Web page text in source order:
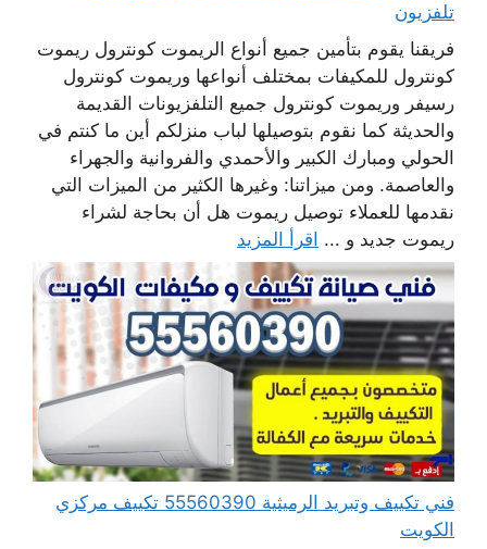
تلفزيون
فريقنا يقوم بتأمين جميع أنواع الريموت كونترول ريموت
كونترول للمكيفات بمختلف أنواعها وريموت كونترول
رسيفر وريموت كونترول جميع التلفزيونات القديمة
والحديثة كما نقوم بتوصيلها لباب منزلكم أين ما كنتم في
الحولي ومبارك الكبير والأحمدي والفروانية والجهراء
والعاصمة. ومن ميزاتنا: وغيرها الكثير من الميزات التي
نقدمها للعملاء توصيل ريموت هل أن بحاجة لشراء
ريموت جديد و ... اقرأ المزيد
فني تكييف وتبريد الرميثية 55560390 تكييف مركزي
الكويت